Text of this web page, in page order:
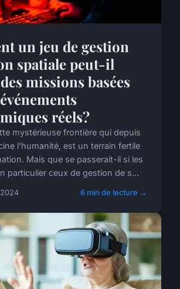
un jeu de gestion
spatiale peut-il
missions basées
réels?
mystérieuse frontière qui depuis
l'humanité, est un terrain fertile
Mais que se passerait-il si les
particulier ceux de gestion de s...
6 min de lecture →